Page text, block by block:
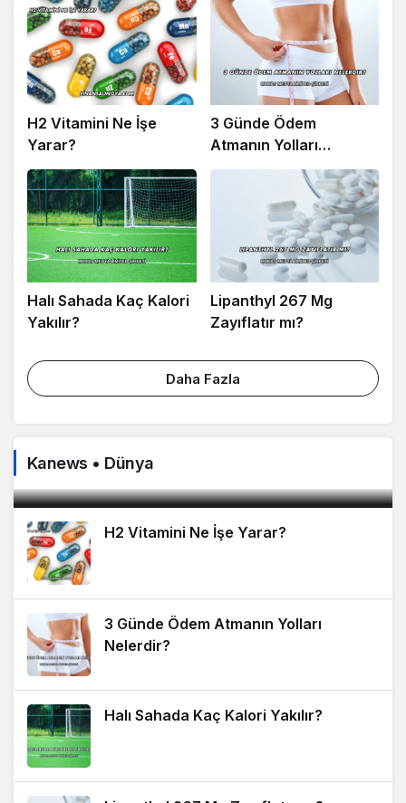
H2 Vitamini Ne İşe
Yarar?
3 Günde Ödem
Atmanın Yolları
Nelerdir?
Halı Sahada Kaç Kalori
Yakılır?
Lipanthyl 267 Mg
Zayıflatır mı?
Daha Fazla
Kanews • Dünya
Çiğ köfte, hem lezzeti hem de düşük kalorili içeriğiyle
diyet yapanların en çok merak ettiği yiyeceklerden...
H2 Vitamini Ne İşe Yarar?
3 Günde Ödem Atmanın Yolları
Nelerdir?
Halı Sahada Kaç Kalori Yakılır?